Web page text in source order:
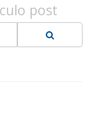
post